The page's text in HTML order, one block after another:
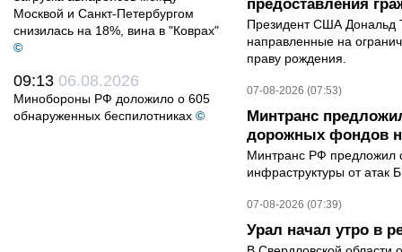
Москвой и Санкт-Петербургом
снизилась на 18%, вина в "Коврах"
©
09:13 06.08.2026
Минобороны РФ доложило о 605
обнаруженных беспилотниках ©
предоставления
Президент США Дональд
направленные на
праву рождения.
07-08-2026 (07:53)
Минтранс
дорожных фондов
Минтранс РФ предложил
инфраструктуры от атак
07-08-2026 (07:39)
Урал начал утро в